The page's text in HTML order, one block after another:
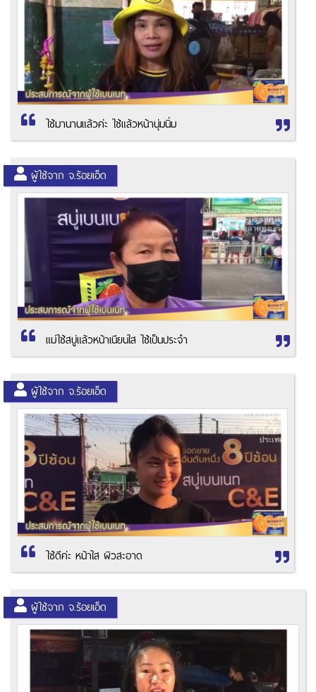
ใช้มานานแล้วค่ะ ใช้แล้วหน้านุ่มนิ่ม
ผู้ใช้จาก จ.ร้อยเอ็ด
แม่ใช้สบู่แล้วหน้าเนียนใส ใช้เป็นประจำ
ผู้ใช้จาก จ.ร้อยเอ็ด
ใช้ดีค่ะ หน้าใส ผิวสะอาด
ผู้ใช้จาก จ.ร้อยเอ็ด